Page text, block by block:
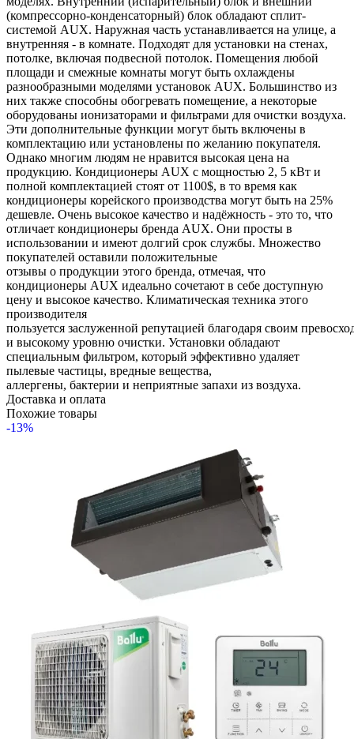
(компрессорно-конденсаторный) блок обладают сплит-
системой AUX. Наружная часть устанавливается на улице, а
внутренняя - в комнате. Подходят для установки на стенах,
потолке, включая подвесной потолок. Помещения любой
площади и смежные комнаты могут быть охлаждены
разнообразными моделями установок AUX. Большинство из
них также способны обогревать помещение, а некоторые
оборудованы ионизаторами и фильтрами для очистки воздуха.
Эти дополнительные функции могут быть включены в
комплектацию или установлены по желанию покупателя.
Однако многим людям не нравится высокая цена на
продукцию. Кондиционеры AUX с мощностью 2, 5 кВт и
полной комплектацией стоят от 1100$, в то время как
кондиционеры корейского производства могут быть на 25%
дешевле. Очень высокое качество и надёжность - это то, что
отличает кондиционеры бренда AUX. Они просты в
использовании и имеют долгий срок службы. Множество
покупателей оставили положительные
отзывы о продукции этого бренда, отмечая, что
кондиционеры AUX идеально сочетают в себе доступную
цену и высокое качество. Климатическая техника этого
производителя
пользуется заслуженной репутацией благодаря своим
и высокому уровню очистки. Установки обладают
специальным фильтром, который эффективно удаляет
пылевые частицы, вредные вещества,
аллергены, бактерии и неприятные запахи из воздуха.
Доставка и оплата
Похожие товары
-13%